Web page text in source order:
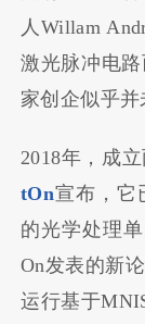
人Willam
激光脉冲电
家创企似乎并
2018年，成
tOn宣布，它
的光学处理
On发表的新
运行基于